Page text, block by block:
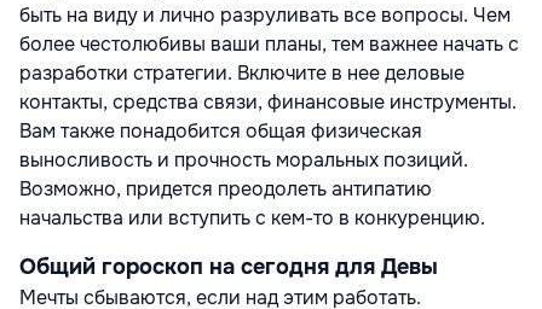
быть на виду и лично разруливать все вопросы. Чем
более честолюбивы ваши планы, тем важнее начать с
разработки стратегии. Включите в нее деловые
контакты, средства связи, финансовые инструменты.
Вам также понадобится общая физическая
выносливость и прочность моральных позиций.
Возможно, придется преодолеть антипатию
начальства или вступить с кем-то в конкуренцию.
Общий гороскоп на сегодня для Девы
Мечты сбываются, если над этим работать.